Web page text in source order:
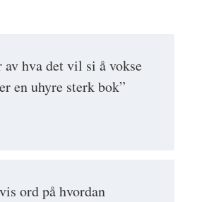
av hva det vil si å vokse
en uhyre sterk bok”
ord på hvordan